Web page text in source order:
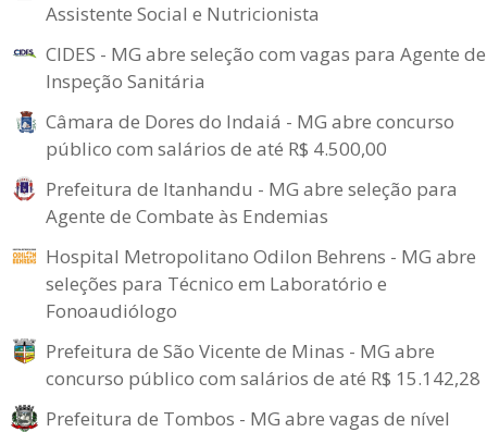
Assistente Social e Nutricionista
CIDES - MG abre seleção com vagas para Agente de
Inspeção Sanitária
Câmara de Dores do Indaiá - MG abre concurso
público com salários de até R$ 4.500,00
Prefeitura de Itanhandu - MG abre seleção para
Agente de Combate às Endemias
Hospital Metropolitano Odilon Behrens - MG abre
seleções para Técnico em Laboratório e
Fonoaudiólogo
Prefeitura de São Vicente de Minas - MG abre
concurso público com salários de até R$ 15.142,28
Prefeitura de Tombos - MG abre vagas de nível